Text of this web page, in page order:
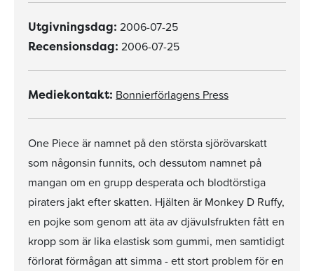
Utgivningsdag: 2006-07-25
Recensionsdag: 2006-07-25
Mediekontakt: Bonnierförlagens Press
One Piece är namnet på den största sjörövarskatt
som någonsin funnits, och dessutom namnet på
mangan om en grupp desperata och blodtörstiga
piraters jakt efter skatten. Hjälten är Monkey D Ruffy,
en pojke som genom att äta av djävulsfrukten fått en
kropp som är lika elastisk som gummi, men samtidigt
förlorat förmågan att simma - ett stort problem för en